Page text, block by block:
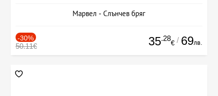
Марвел - Слънчев бряг
-30%
50.11€ 35.28
€ / 69лв.